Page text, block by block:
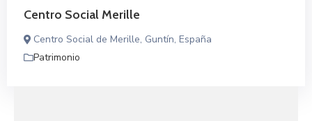
Centro Social Merille
Centro Social de Merille, Guntín, España
Patrimonio